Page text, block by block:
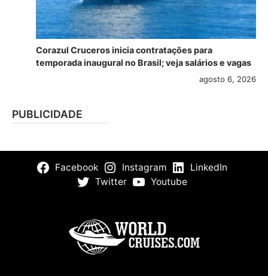
Corazul Cruceros inicia contratações para
temporada inaugural no Brasil; veja salários e vagas
agosto 6, 2026
PUBLICIDADE
Facebook Instagram
LinkedIn
Twitter
Youtube